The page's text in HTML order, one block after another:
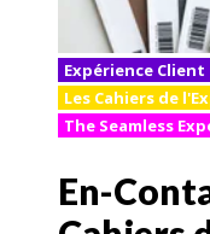
Expérience Client
Les Cahiers de
The Seamless
En-